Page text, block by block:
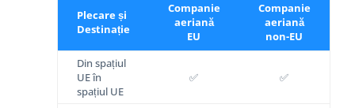
Plecare și
Destinație
Companie
aeriană
EU
Companie
aeriană
non-EU
Din spațiul
UE în
spațiul UE
✅ ✅